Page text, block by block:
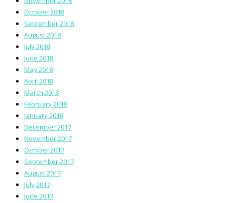
October 2018
September 2018
August 2018
July 2018
June 2018
May 2018
April 2018
March 2018
February 2018
January 2018
December 2017
November 2017
October 2017
September 2017
August 2017
July 2017
June 2017